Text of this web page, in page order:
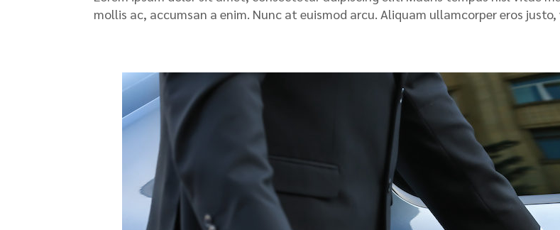
mollis ac, accumsan a enim. Nunc at euismod arcu. Aliquam ullamcorper eros